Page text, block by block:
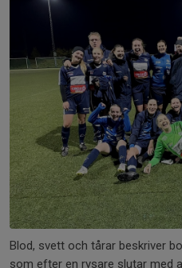
Blod, svett och tårar beskriver
som efter en rysare slutar med